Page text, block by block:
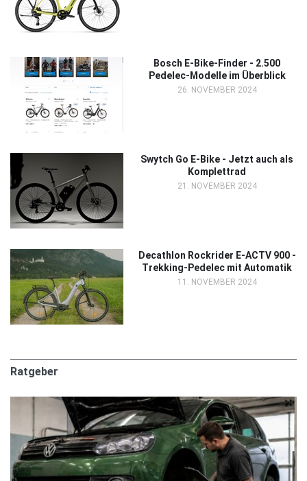
Bosch E-Bike-Finder - 2.500
Pedelec-Modelle im Überblick
26. NOVEMBER 2024
Swytch Go E-Bike - Jetzt auch als
Komplettrad
21. NOVEMBER 2024
Decathlon Rockrider E-ACTV 900 -
Trekking-Pedelec mit Automatik
11. NOVEMBER 2024
Ratgeber